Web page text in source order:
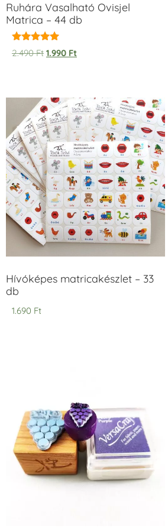
Ruhára Vasalható Ovisjel
Matrica – 44 db
Értékelés:
5.00
2.490Ft 1.990 Ft
Hívóképes matricakészlet – 33
db
1.690 Ft